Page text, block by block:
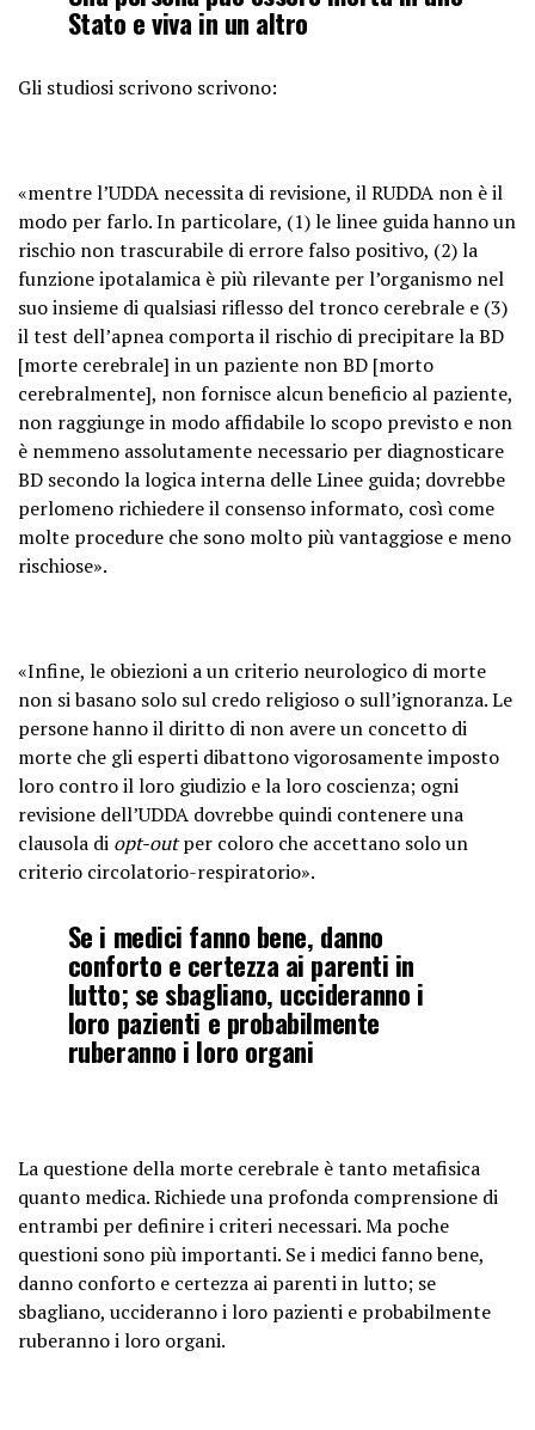
Stato e viva in un altro
Gli studiosi scrivono scrivono:
«mentre l’UDDA necessita di revisione, il RUDDA non è il
modo per farlo. In particolare, (1) le linee guida hanno un
rischio non trascurabile di errore falso positivo, (2) la
funzione ipotalamica è più rilevante per l’organismo nel
suo insieme di qualsiasi riflesso del tronco cerebrale e (3)
il test dell’apnea comporta il rischio di precipitare la BD
[morte cerebrale] in un paziente non BD [morto
cerebralmente], non fornisce alcun beneficio al paziente,
non raggiunge in modo affidabile lo scopo previsto e non
è nemmeno assolutamente necessario per diagnosticare
BD secondo la logica interna delle Linee guida; dovrebbe
perlomeno richiedere il consenso informato, così come
molte procedure che sono molto più vantaggiose e meno
rischiose».
«Infine, le obiezioni a un criterio neurologico di morte
non si basano solo sul credo religioso o sull’ignoranza. Le
persone hanno il diritto di non avere un concetto di
morte che gli esperti dibattono vigorosamente imposto
loro contro il loro giudizio e la loro coscienza; ogni
revisione dell’UDDA dovrebbe quindi contenere una
clausola di opt-outper coloro che accettano solo un
criterio circolatorio-respiratorio».
Se i medici fanno bene, danno
conforto e certezza ai parenti in
lutto; se sbagliano, uccideranno i
loro pazienti e probabilmente
ruberanno i loro organi
La questione della morte cerebrale è tanto metafisica
quanto medica. Richiede una profonda comprensione di
entrambi per definire i criteri necessari. Ma poche
questioni sono più importanti. Se i medici fanno bene,
danno conforto e certezza ai parenti in lutto; se
sbagliano, uccideranno i loro pazienti e probabilmente
ruberanno i loro organi.